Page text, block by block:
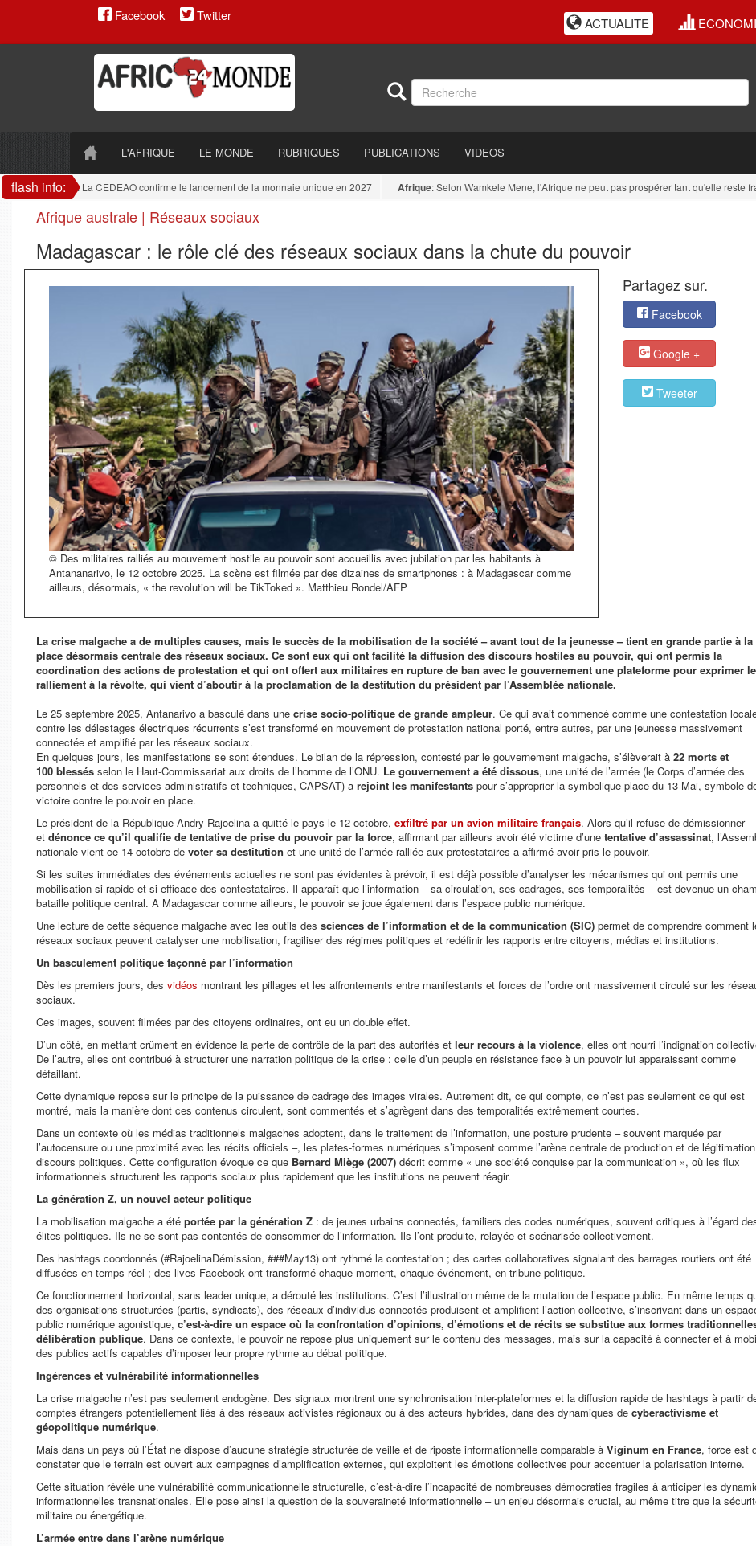
Facebook Twitter ACTUALITE
L'AFRIQUE LE MONDE RUBRIQUES PUBLICATIONS VIDEOS
flash info:
de l'ouest: La CEDEAO confirme le lancement de la monnaie unique en 2027 Afrique: Selon Wamkele Mene, l'Afrique ne peut pas prospérer tant qu'elle reste
Afrique australe | Réseaux sociaux
Madagascar : le rôle clé des réseaux sociaux dans la chute du pouvoir
© Des militaires ralliés au mouvement hostile au pouvoir sont accueillis avec jubilation par les habitants à
Antananarivo, le 12 octobre 2025. La scène est filmée par des dizaines de smartphones : à Madagascar comme
ailleurs, désormais, « the revolution will be TikToked ». Matthieu Rondel/AFP
Partagez sur.
Facebook
Google +
Tweeter
La crise malgache a de multiples causes, mais le succès de la mobilisation de la société – avant tout de la jeunesse – tient en grande partie à la
place désormais centrale des réseaux sociaux. Ce sont eux qui ont facilité la diffusion des discours hostiles au pouvoir, qui ont permis la
coordination des actions de protestation et qui ont offert aux militaires en rupture de ban avec le gouvernement une plateforme pour exprimer
ralliement à la révolte, qui vient d’aboutir à la proclamation de la destitution du président par l’Assemblée nationale.
Le 25 septembre 2025, Antanarivo a basculé dans une crise socio-politique de grande ampleur. Ce qui avait commencé comme une contestation
contre les délestages électriques récurrents s’est transformé en mouvement de protestation national porté, entre autres, par une jeunesse massivement
connectée et amplifié par les réseaux sociaux.
En quelques jours, les manifestations se sont étendues. Le bilan de la répression, contesté par le gouvernement malgache, s’élèverait à 22 morts et
100 blessés selon le Haut-Commissariat aux droits de l’homme de l’ONU. Le gouvernement a été dissous, une unité de l’armée (le Corps d’armée des
personnels et des services administratifs et techniques, CAPSAT) a rejoint les manifestants pour s’approprier la symbolique place du 13 Mai, symbole
victoire contre le pouvoir en place.
Le président de la République Andry Rajoelina a quitté le pays le 12 octobre, exfiltré par un avion militaire français. Alors qu’il refuse de démissionner
et dénonce ce qu’il qualifie de tentative de prise du pouvoir par la force, affirmant par ailleurs avoir été victime d’une tentative d’assassinat,
nationale vient ce 14 octobre de voter sa destitution et une unité de l’armée ralliée aux protestataires a affirmé avoir pris le pouvoir.
Si les suites immédiates des événements actuelles ne sont pas évidentes à prévoir, il est déjà possible d’analyser les mécanismes qui ont permis une
mobilisation si rapide et si efficace des contestataires. Il apparaît que l’information – sa circulation, ses cadrages, ses temporalités – est devenue un
bataille politique central. À Madagascar comme ailleurs, le pouvoir se joue également dans l’espace public numérique.
Une lecture de cette séquence malgache avec les outils des sciences de l’information et de la communication (SIC) permet de comprendre comment
réseaux sociaux peuvent catalyser une mobilisation, fragiliser des régimes politiques et redéfinir les rapports entre citoyens, médias et institutions.
Un basculement politique façonné par l’information
Dès les premiers jours, des vidéos montrant les pillages et les affrontements entre manifestants et forces de l’ordre ont massivement circulé sur les
sociaux.
Ces images, souvent filmées par des citoyens ordinaires, ont eu un double effet.
D’un côté, en mettant crûment en évidence la perte de contrôle de la part des autorités et leur recours à la violence, elles ont nourri l’indignation
De l’autre, elles ont contribué à structurer une narration politique de la crise : celle d’un peuple en résistance face à un pouvoir lui apparaissant comme
défaillant.
Cette dynamique repose sur le principe de la puissance de cadrage des images virales. Autrement dit, ce qui compte, ce n’est pas seulement ce qui est
montré, mais la manière dont ces contenus circulent, sont commentés et s’agrègent dans des temporalités extrêmement courtes.
Dans un contexte où les médias traditionnels malgaches adoptent, dans le traitement de l’information, une posture prudente – souvent marquée par
l’autocensure ou une proximité avec les récits officiels –, les plates-formes numériques s’imposent comme l’arène centrale de production et de
discours politiques. Cette configuration évoque ce que Bernard Miège (2007) décrit comme « une société conquise par la communication », où les flux
informationnels structurent les rapports sociaux plus rapidement que les institutions ne peuvent réagir.
La génération Z, un nouvel acteur politique
La mobilisation malgache a été portée par la génération Z : de jeunes urbains connectés, familiers des codes numériques, souvent critiques à l’égard
élites politiques. Ils ne se sont pas contentés de consommer de l’information. Ils l’ont produite, relayée et scénarisée collectivement.
Des hashtags coordonnés (#RajoelinaDémission, ###May13) ont rythmé la contestation ; des cartes collaboratives signalant des barrages routiers ont été
diffusées en temps réel ; des lives Facebook ont transformé chaque moment, chaque événement, en tribune politique.
Ce fonctionnement horizontal, sans leader unique, a dérouté les institutions. C’est l’illustration même de la mutation de l’espace public. En même temps
des organisations structurées (partis, syndicats), des réseaux d’individus connectés produisent et amplifient l’action collective, s’inscrivant dans un
public numérique agonistique, c’est-à-dire un espace où la confrontation d’opinions, d’émotions et de récits se substitue aux formes
délibération publique. Dans ce contexte, le pouvoir ne repose plus uniquement sur le contenu des messages, mais sur la capacité à connecter et à
des publics actifs capables d’imposer leur propre rythme au débat politique.
Ingérences et vulnérabilité informationnelles
La crise malgache n’est pas seulement endogène. Des signaux montrent une synchronisation inter-plateformes et la diffusion rapide de hashtags à partir
comptes étrangers potentiellement liés à des réseaux activistes régionaux ou à des acteurs hybrides, dans des dynamiques de cyberactivisme et
géopolitique numérique.
Mais dans un pays où l’État ne dispose d’aucune stratégie structurée de veille et de riposte informationnelle comparable à Viginum en France, force est
constater que le terrain est ouvert aux campagnes d’amplification externes, qui exploitent les émotions collectives pour accentuer la polarisation interne.
Cette situation révèle une vulnérabilité communicationnelle structurelle, c’est-à-dire l’incapacité de nombreuses démocraties fragiles à anticiper les
informationnelles transnationales. Elle pose ainsi la question de la souveraineté informationnelle – un enjeu désormais crucial, au même titre que la
militaire ou énergétique.
L’armée entre dans l’arène numérique